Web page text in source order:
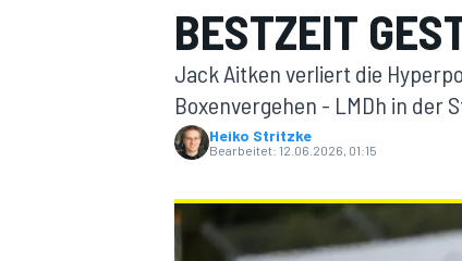
MOTOGP
BESTZEIT
Jack Aitken verliert die
Boxenvergehen - LMDh in der
Heiko Stritzke
Bearbeitet: 12.06.2026, 01:15